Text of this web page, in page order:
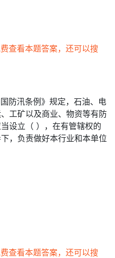
查看本题答案，还可以搜
防汛条例》规定，石油、电
工矿以及商业、物资等有防
设立（ ），在有管辖权的
，负责做好本行业和本单位
查看本题答案，还可以搜